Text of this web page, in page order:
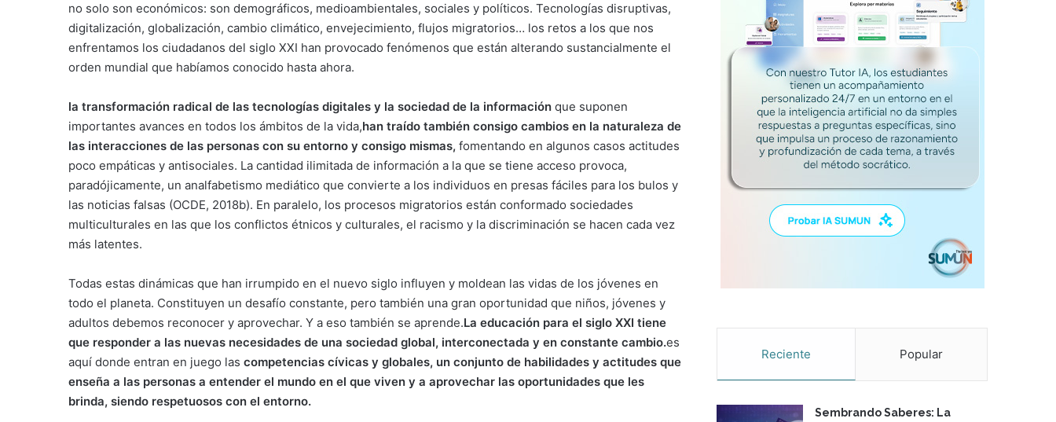
no solo son económicos: son demográficos, medioambientales, sociales y políticos. Tecnologías disruptivas,
digitalización, globalización, cambio climático, envejecimiento, flujos migratorios… los retos a los que nos
enfrentamos los ciudadanos del siglo XXI han provocado fenómenos que están alterando sustancialmente el
orden mundial que habíamos conocido hasta ahora.
la transformación radical de las tecnologías digitales y la sociedad de la información que suponen
importantes avances en todos los ámbitos de la vida,han traído también consigo cambios en la naturaleza de
las interacciones de las personas con su entorno y consigo mismas, fomentando en algunos casos actitudes
poco empáticas y antisociales. La cantidad ilimitada de información a la que se tiene acceso provoca,
paradójicamente, un analfabetismo mediático que convierte a los individuos en presas fáciles para los bulos y
las noticias falsas (OCDE, 2018b). En paralelo, los procesos migratorios están conformado sociedades
multiculturales en las que los conflictos étnicos y culturales, el racismo y la discriminación se hacen cada vez
más latentes.
Todas estas dinámicas que han irrumpido en el nuevo siglo influyen y moldean las vidas de los jóvenes en
todo el planeta. Constituyen un desafío constante, pero también una gran oportunidad que niños, jóvenes y
adultos debemos reconocer y aprovechar. Y a eso también se aprende.La educación para el siglo XXI tiene
que responder a las nuevas necesidades de una sociedad global, interconectada y en constante cambio.es
aquí donde entran en juego las competencias cívicas y globales, un conjunto de habilidades y actitudes que
enseña a las personas a entender el mundo en el que viven y a aprovechar las oportunidades que les
brinda, siendo respetuosos con el entorno.
Reciente Popular
Sembrando Saberes: La